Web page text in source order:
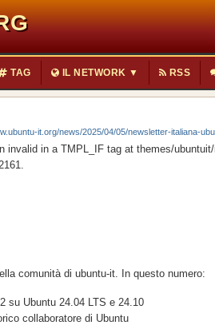
TAG IL NETWORK ▼ RSS
it.org/news/2025/04/05/newsletter-italiana-
invalid in a TMPL_IF tag at themes/
comunità di ubuntu-it. In questo numero:
su Ubuntu 24.04 LTS e 24.10
collaboratore di Ubuntu